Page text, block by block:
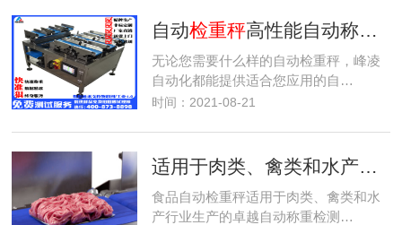
自动检重秤高性能自动称重解决方案
无论您需要什么样的自动检重秤，峰凌
自动化都能提供适合您应用的自…
时间：2021-08-21
适用于肉类、禽类和水产行业生产的卓越自动称重检测解决方案。
食品自动检重秤适用于肉类、禽类和水
产行业生产的卓越自动称重检测…